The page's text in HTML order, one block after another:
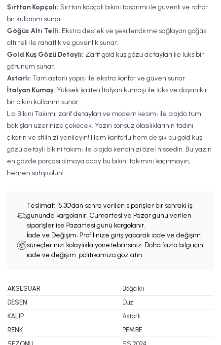
Sırttan Kopçalı: Sırttan kopçalı bikini tasarımı ile güvenli ve rahat
bir kullanım sunar.
Göğüs Altı Telli: Ekstra destek ve şekillendirme sağlayan göğüs
altı teli ile rahatlık ve güvenlik sunar.
Gold Kuş Gözü Detaylı: Zarif gold kuş gözü detayları ile lüks bir
görünüm sunar.
Astarlı: Tam astarlı yapısı ile ekstra konfor ve güven sunar.
İtalyan Kumaş: Yüksek kaliteli İtalyan kumaşı ile lüks ve dayanıklı
bir bikini kullanım sunar.
Lia Bikini Takımı, zarif detayları ve modern kesimi ile plajda tüm
bakışları üzerinize çekecek. Yazın sonsuz olasılıklarının tadını
çıkarın ve stilinizi yenileyin! Hem konforlu hem de şık bu gold kuş
gözü detaylı bikini takımı ile plajda kendinizi özel hissedin. Bu yazın
en gözde parçası olmaya aday bu bikini takımını kaçırmayın,
hemen sahip olun!
Teslimat; 15.30'dan sonra verilen siparişler bir sonraki iş
gününde kargolanır. Cumartesi ve Pazar günü verilen
siparişler ise Pazartesi günü kargolanır.
İade ve Değişim; Profilinize giriş yaparak iade ve değişim
süreçlerinizi kolaylıkla yönetebilirsiniz. Daha fazla bilgi için
iade ve değişim politikamıza göz atın.
AKSESUAR
Bağcıklı
DESEN
Düz
KALIP
Astarlı
RENK
PEMBE